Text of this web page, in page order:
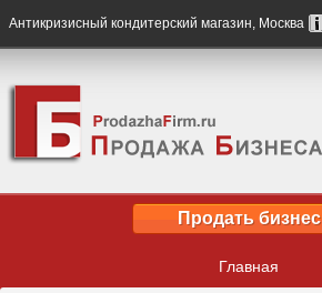
Антикризисный кондитерский магазин, Москва
Продать бизнес
Главная